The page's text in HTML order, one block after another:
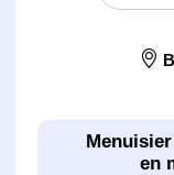
en